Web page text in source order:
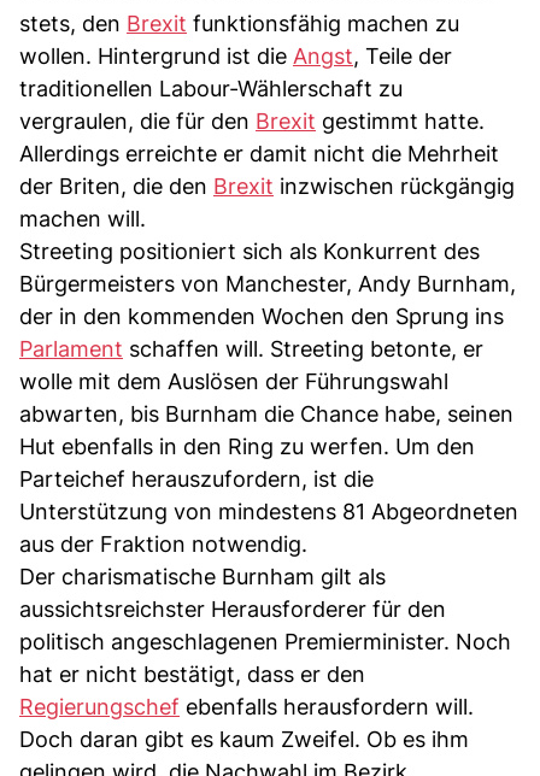
stets, den Brexit funktionsfähig machen zu
wollen. Hintergrund ist die Angst, Teile der
traditionellen Labour-Wählerschaft zu
vergraulen, die für den Brexit gestimmt hatte.
Allerdings erreichte er damit nicht die Mehrheit
der Briten, die den Brexit inzwischen rückgängig
machen will.
Streeting positioniert sich als Konkurrent des
Bürgermeisters von Manchester, Andy Burnham,
der in den kommenden Wochen den Sprung ins
Parlament schaffen will. Streeting betonte, er
wolle mit dem Auslösen der Führungswahl
abwarten, bis Burnham die Chance habe, seinen
Hut ebenfalls in den Ring zu werfen. Um den
Parteichef herauszufordern, ist die
Unterstützung von mindestens 81 Abgeordneten
aus der Fraktion notwendig.
Der charismatische Burnham gilt als
aussichtsreichster Herausforderer für den
politisch angeschlagenen Premierminister. Noch
hat er nicht bestätigt, dass er den
Regierungschef ebenfalls herausfordern will.
Doch daran gibt es kaum Zweifel. Ob es ihm